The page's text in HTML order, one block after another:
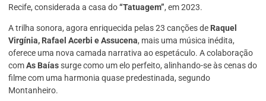
Recife, considerada a casa do“Tatuagem”, em 2023.
A trilha sonora, agora enriquecida pelas 23 canções de Raquel
Virgínia, Rafael Acerbi e Assucena, mais uma música inédita,
oferece uma nova camada narrativa ao espetáculo. A colaboração
comAs Baíassurge como um elo perfeito, alinhando-se às cenas do
filme com uma harmonia quase predestinada, segundo
Montanheiro.